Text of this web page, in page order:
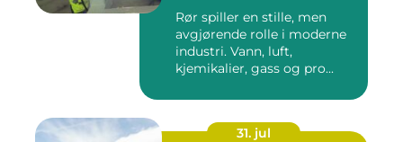
Rør spiller en stille, men
avgjørende rolle i moderne
industri. Vann, luft,
kjemikalier, gass og pro...
31. jul